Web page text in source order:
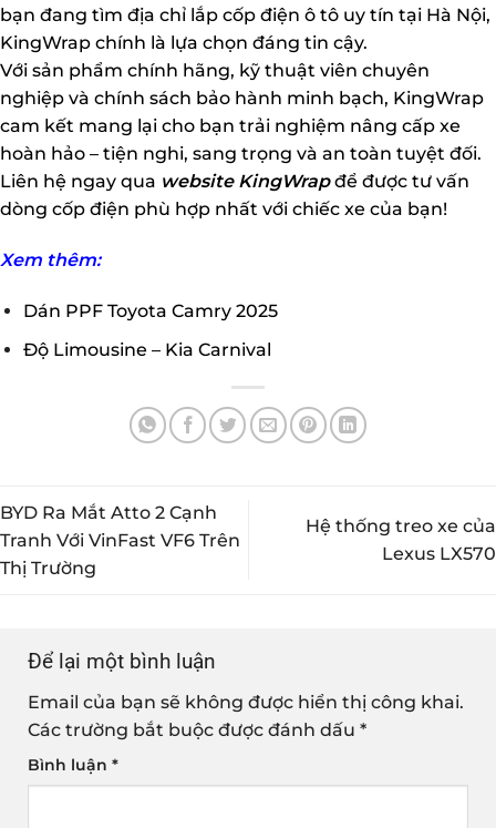
bạn đang tìm địa chỉ lắp cốp điện ô tô uy tín tại Hà Nội,
KingWrap chính là lựa chọn đáng tin cậy.
Với sản phẩm chính hãng, kỹ thuật viên chuyên
nghiệp và chính sách bảo hành minh bạch, KingWrap
cam kết mang lại cho bạn trải nghiệm nâng cấp xe
hoàn hảo – tiện nghi, sang trọng và an toàn tuyệt đối.
Liên hệ ngay qua website KingWrapđể được tư vấn
dòng cốp điện phù hợp nhất với chiếc xe của bạn!
Xem thêm:
Dán PPF Toyota Camry 2025
Độ Limousine – Kia Carnival
BYD Ra Mắt Atto 2 Cạnh
Tranh Với VinFast VF6 Trên
Thị Trường
Hệ thống treo xe của
Lexus LX570
Để lại một bình luận
Email của bạn sẽ không được hiển thị công khai.
Các trường bắt buộc được đánh dấu *
Bình luận *